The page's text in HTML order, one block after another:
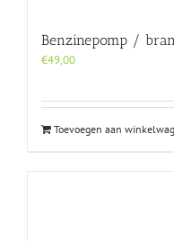
Benzinepomp /
€49,00
Toevoegen aan